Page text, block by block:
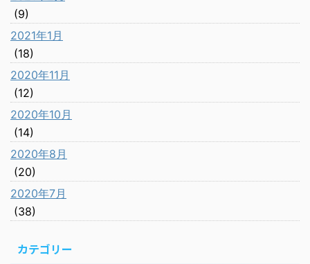
(9)
2021年1月
(18)
2020年11月
(12)
2020年10月
(14)
2020年8月
(20)
2020年7月
(38)
カテゴリー